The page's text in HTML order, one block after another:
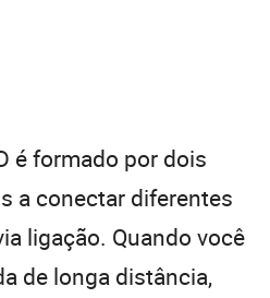
é formado por dois
a conectar diferentes
ligação. Quando você
de longa distância,